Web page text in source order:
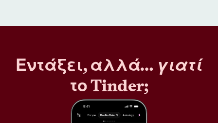
Εντάξει, αλλά… γιατί
το Tinder;